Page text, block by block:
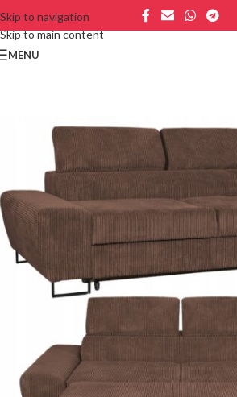
Skip to navigation
Skip to main content
MENU